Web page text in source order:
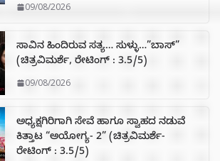
09/08/2026
ಸಾವಿನ ಹಿಂದಿರುವ ಸತ್ಯ… ಸುಳ್ಳು…”ಬಾಸ್”
(ಚಿತ್ರವಿಮರ್ಶೆ, ರೇಟಿಂಗ್ : 3.5/5)
09/08/2026
ಅಧ್ಯಕ್ಷಗಿರಿಗಾಗಿ ಸೇವೆ ಹಾಗೂ ಸ್ವಾಹದ ನಡುವೆ
ಕಿತ್ತಾಟ “ಅಯೋಗ್ಯ- 2” (ಚಿತ್ರವಿಮರ್ಶೆ-
ರೇಟಿಂಗ್ : 3.5/5)